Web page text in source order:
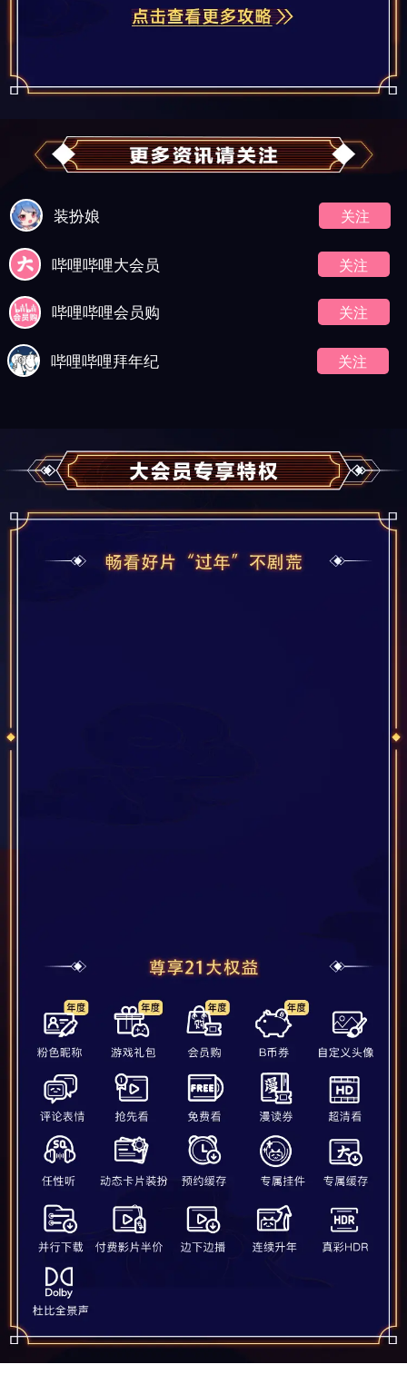
哔哩哔哩大会员 关注
装扮娘 关注
哔哩哔哩会员购 关注
哔哩哔哩拜年纪 关注